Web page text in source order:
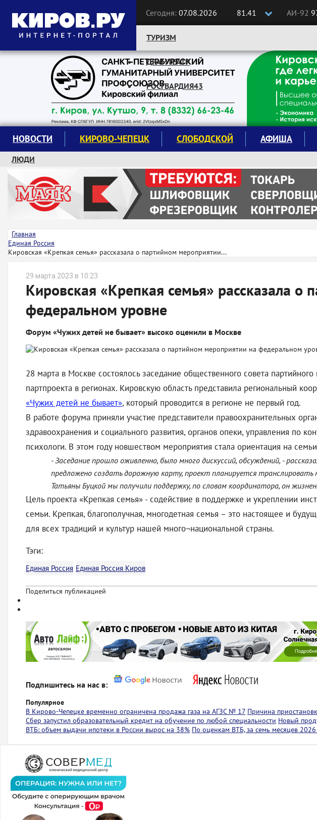
Сегодня: 07.08.2026 81.41 АИ-92
Следите за новостями:
ТУРИЗМ
ДРАМТЕАТР
РОСГВАРДИЯ43
НОВОСТИ КИРОВО-ЧЕПЕЦК СЛОБОДСКОЙ АФИША
ЛЮДИ
КРУЖКИ И СЕКЦИИ
ЗАВОДУ "МАЯК" 85 ЛЕТ
ЭКОЛОГИЯ
Главная
Единая Россия
Кировская «Крепкая семья» рассказала о партийном мероприятии...
29 марта 2023 в 10:23
Кировская «Крепкая семья» рассказала о
федеральном уровне
Форум «Чужих детей не бывает» высоко оценили в Москве
28 марта в Москве состоялось заседание общественного совета
партпроекта в регионах. Кировскую область представила региональный
«Чужих детей не бывает», который проводится в регионе не первый год.
В работе форума приняли участие представители правоохранительных
здравоохранения и социального развития, органов опеки, управления по
психологи. В этом году новшеством мероприятия стала ориентация на
- Заседание прошло оживленно, было много дискуссий, обсуждений, -
предложено создать дорожную карту, проект планируется
Татьяны Буцкой мы получили поддержку, по словам координатора, он
Цель проекта «Крепкая семья» - содействие в поддержке и укреплении
семьи. Крепкая, благополучная, многодетная семья – это настоящее и
для всех традиций и культур нашей много¬национальной страны.
Тэги:
Единая Россия Единая Россия Киров
Поделиться публикацией
Подпишитесь на нас в:
Популярное
В Кирово-Чепецке временно ограничена продажа газа на АГЗС № 17 Причина
Сбер запустил образовательный кредит на обучение по любой специальности Новый
ВТБ: объем выдачи ипотеки в России вырос на 38% По оценкам ВТБ, за семь месяцев